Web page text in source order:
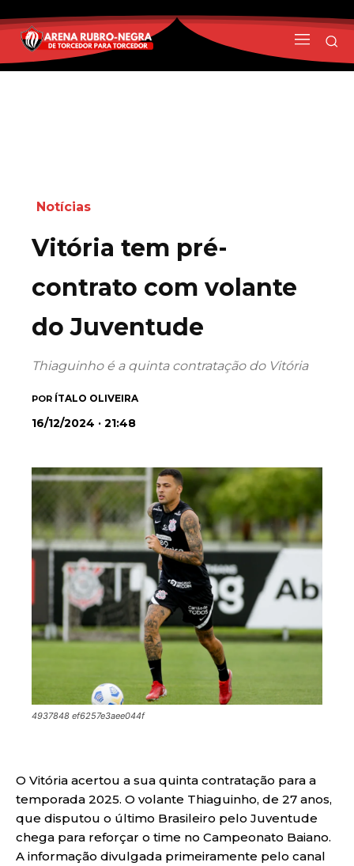
Notícias
Vitória tem pré-
contrato com volante
do Juventude
Thiaguinho é a quinta contratação do Vitória
POR ÍTALO OLIVEIRA
16/12/2024 · 21:48
4937848 ef6257e3aee044f
O Vitória acertou a sua quinta contratação para a
temporada 2025. O volante Thiaguinho, de 27 anos,
que disputou o último Brasileiro pelo Juventude
chega para reforçar o time no Campeonato Baiano.
A informação divulgada primeiramente pelo canal